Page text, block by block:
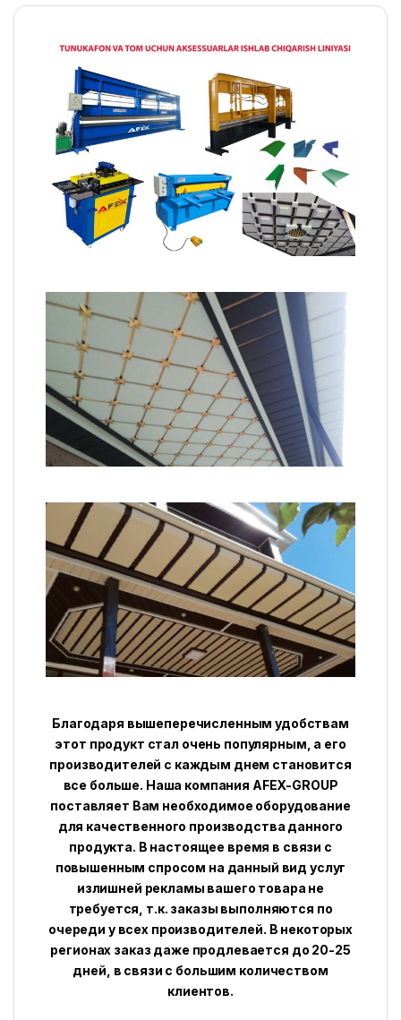
Благодаря вышеперечисленным удобствам
этот продукт стал очень популярным, а его
производителей с каждым днем ​​становится
все больше. Наша компания AFEX-GROUP
поставляет Вам необходимое оборудование
для качественного производства данного
продукта. В настоящее время в связи с
повышенным спросом на данный вид услуг
излишней рекламы вашего товара не
требуется, т.к. заказы выполняются по
очереди у всех производителей. В некоторых
регионах заказ даже продлевается до 20-25
дней, в связи с большим количеством
клиентов.